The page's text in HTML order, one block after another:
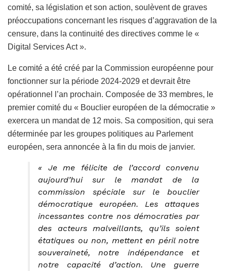
comité, sa législation et son action, soulèvent de graves
préoccupations concernant les risques d’aggravation de la
censure, dans la continuité des directives comme le «
Digital Services Act ».
Le comité a été créé par la Commission européenne pour
fonctionner sur la période 2024-2029 et devrait être
opérationnel l’an prochain. Composée de 33 membres, le
premier comité du « Bouclier européen de la démocratie »
exercera un mandat de 12 mois. Sa composition, qui sera
déterminée par les groupes politiques au Parlement
européen, sera annoncée à la fin du mois de janvier.
« Je me félicite de l’accord convenu
aujourd’hui sur le mandat de la
commission spéciale sur le bouclier
démocratique européen. Les attaques
incessantes contre nos démocraties par
des acteurs malveillants, qu’ils soient
étatiques ou non, mettent en péril notre
souveraineté, notre indépendance et
notre capacité d’action. Une guerre